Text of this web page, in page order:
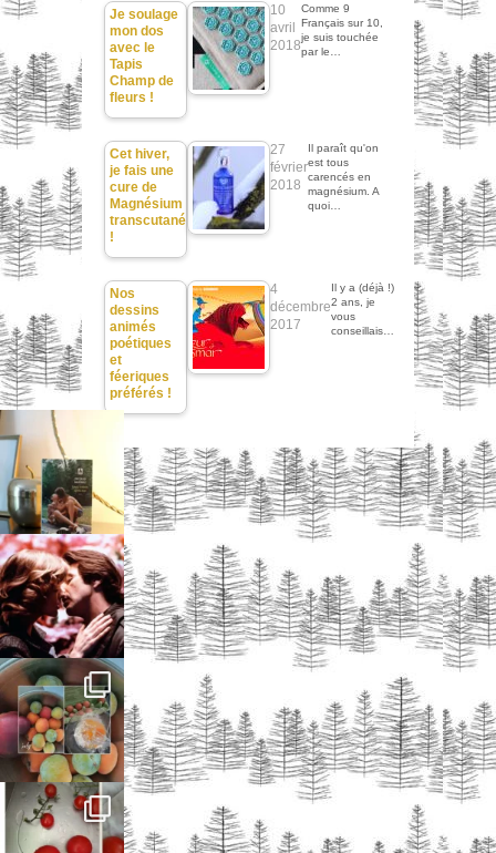
Je soulage
mon dos
avec le
Tapis
Champ de
fleurs !
10
avril
2018
Comme 9
Français sur 10,
je suis touchée
par le…
Cet hiver,
je fais une
cure de
Magnésium
transcutané
!
27
février
2018
Il paraît qu'on
est tous
carencés en
magnésium. A
quoi…
Nos
dessins
animés
poétiques
et
féeriques
préférés !
4
décembre
2017
Il y a (déjà !)
2 ans, je
vous
conseillais…